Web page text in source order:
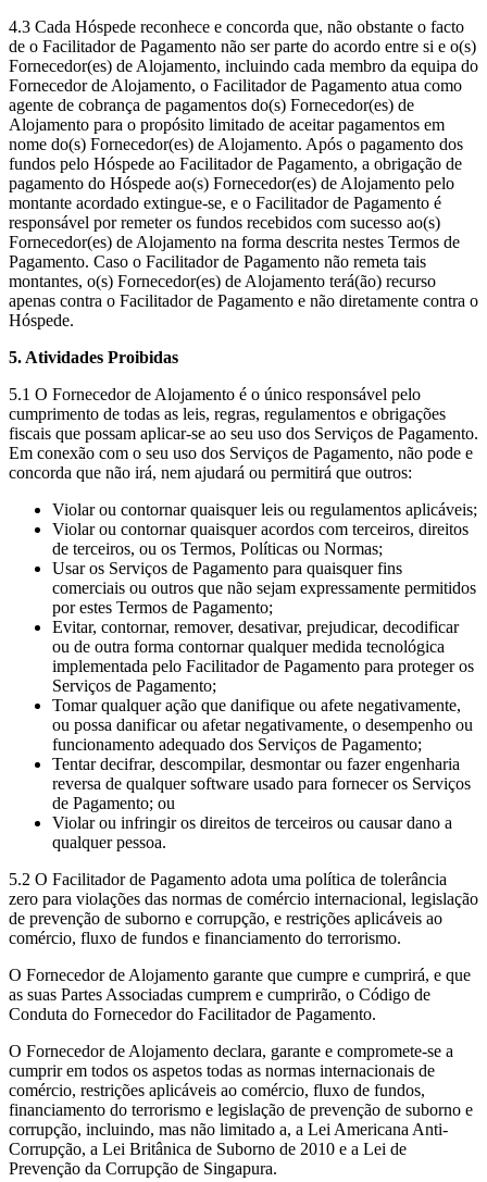
4.3 Cada Hóspede reconhece e concorda que, não obstante o facto
de o Facilitador de Pagamento não ser parte do acordo entre si e o(s)
Fornecedor(es) de Alojamento, incluindo cada membro da equipa do
Fornecedor de Alojamento, o Facilitador de Pagamento atua como
agente de cobrança de pagamentos do(s) Fornecedor(es) de
Alojamento para o propósito limitado de aceitar pagamentos em
nome do(s) Fornecedor(es) de Alojamento. Após o pagamento dos
fundos pelo Hóspede ao Facilitador de Pagamento, a obrigação de
pagamento do Hóspede ao(s) Fornecedor(es) de Alojamento pelo
montante acordado extingue-se, e o Facilitador de Pagamento é
responsável por remeter os fundos recebidos com sucesso ao(s)
Fornecedor(es) de Alojamento na forma descrita nestes Termos de
Pagamento. Caso o Facilitador de Pagamento não remeta tais
montantes, o(s) Fornecedor(es) de Alojamento terá(ão) recurso
apenas contra o Facilitador de Pagamento e não diretamente contra o
Hóspede.
5. Atividades Proibidas
5.1 O Fornecedor de Alojamento é o único responsável pelo
cumprimento de todas as leis, regras, regulamentos e obrigações
fiscais que possam aplicar-se ao seu uso dos Serviços de Pagamento.
Em conexão com o seu uso dos Serviços de Pagamento, não pode e
concorda que não irá, nem ajudará ou permitirá que outros:
Violar ou contornar quaisquer leis ou regulamentos aplicáveis;
Violar ou contornar quaisquer acordos com terceiros, direitos
de terceiros, ou os Termos, Políticas ou Normas;
Usar os Serviços de Pagamento para quaisquer fins
comerciais ou outros que não sejam expressamente permitidos
por estes Termos de Pagamento;
Evitar, contornar, remover, desativar, prejudicar, decodificar
ou de outra forma contornar qualquer medida tecnológica
implementada pelo Facilitador de Pagamento para proteger os
Serviços de Pagamento;
Tomar qualquer ação que danifique ou afete negativamente,
ou possa danificar ou afetar negativamente, o desempenho ou
funcionamento adequado dos Serviços de Pagamento;
Tentar decifrar, descompilar, desmontar ou fazer engenharia
reversa de qualquer software usado para fornecer os Serviços
de Pagamento; ou
Violar ou infringir os direitos de terceiros ou causar dano a
qualquer pessoa.
5.2 O Facilitador de Pagamento adota uma política de tolerância
zero para violações das normas de comércio internacional, legislação
de prevenção de suborno e corrupção, e restrições aplicáveis ao
comércio, fluxo de fundos e financiamento do terrorismo.
O Fornecedor de Alojamento garante que cumpre e cumprirá, e que
as suas Partes Associadas cumprem e cumprirão, o Código de
Conduta do Fornecedor do Facilitador de Pagamento.
O Fornecedor de Alojamento declara, garante e compromete-se a
cumprir em todos os aspetos todas as normas internacionais de
comércio, restrições aplicáveis ao comércio, fluxo de fundos,
financiamento do terrorismo e legislação de prevenção de suborno e
corrupção, incluindo, mas não limitado a, a Lei Americana Anti-
Corrupção, a Lei Britânica de Suborno de 2010 e a Lei de
Prevenção da Corrupção de Singapura.